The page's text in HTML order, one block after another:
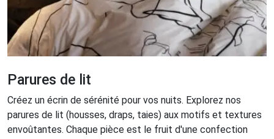
Parures de lit
Créez un écrin de sérénité pour vos nuits. Explorez nos
parures de lit (housses, draps, taies) aux motifs et textures
envoûtantes. Chaque pièce est le fruit d'une confection